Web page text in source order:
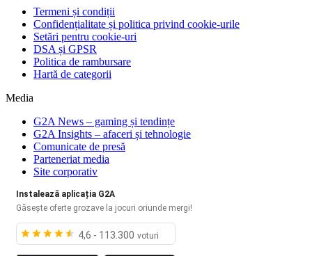
Termeni și condiții
Confidențialitate și politica privind cookie-urile
Setări pentru cookie-uri
DSA și GPSR
Politica de rambursare
Hartă de categorii
Media
G2A News – gaming și tendințe
G2A Insights – afaceri și tehnologie
Comunicate de presă
Parteneriat media
Site corporativ
Instalează aplicația G2A
Găsește oferte grozave la jocuri oriunde mergi!
4,6 - 113.300 voturi